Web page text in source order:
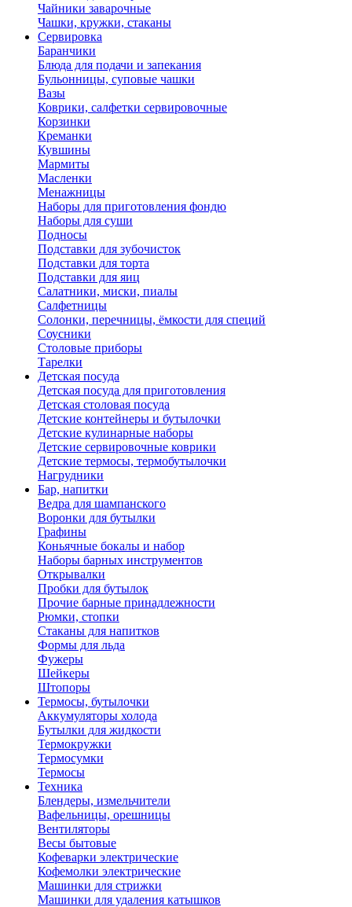
Чайники заварочные
Чашки, кружки, стаканы
Сервировка
Баранчики
Блюда для подачи и запекания
Бульонницы, суповые чашки
Вазы
Коврики, салфетки сервировочные
Корзинки
Креманки
Кувшины
Мармиты
Масленки
Менажницы
Наборы для приготовления фондю
Наборы для суши
Подносы
Подставки для зубочисток
Подставки для торта
Подставки для яиц
Салатники, миски, пиалы
Салфетницы
Солонки, перечницы, ёмкости для специй
Соусники
Столовые приборы
Тарелки
Детская посуда
Детская посуда для приготовления
Детская столовая посуда
Детские контейнеры и бутылочки
Детские кулинарные наборы
Детские сервировочные коврики
Детские термосы, термобутылочки
Нагрудники
Бар, напитки
Ведра для шампанского
Воронки для бутылки
Графины
Коньячные бокалы и набор
Наборы барных инструментов
Открывалки
Пробки для бутылок
Прочие барные принадлежности
Рюмки, стопки
Стаканы для напитков
Формы для льда
Фужеры
Шейкеры
Штопоры
Термосы, бутылочки
Аккумуляторы холода
Бутылки для жидкости
Термокружки
Термосумки
Термосы
Техника
Блендеры, измельчители
Вафельницы, орешницы
Вентиляторы
Весы бытовые
Кофеварки электрические
Кофемолки электрические
Машинки для стрижки
Машинки для удаления катышков